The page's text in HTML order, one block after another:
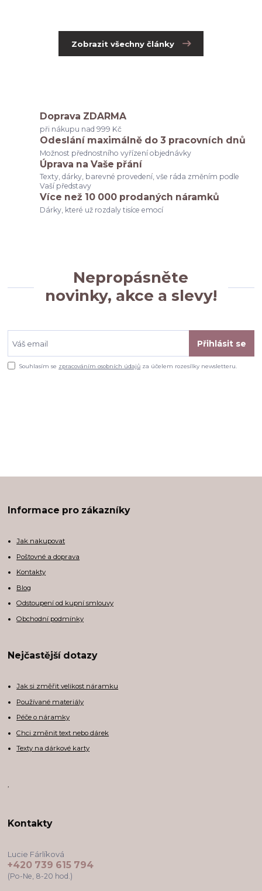
Zobrazit všechny články
Doprava ZDARMA
při nákupu nad 999 Kč
Odeslání maximálně do 3 pracovních dnů
Možnost přednostního vyřízení objednávky
Úprava na Vaše přání
Texty, dárky, barevné provedení, vše ráda změním podle
Vaší představy
Více než 10 000 prodaných náramků
Dárky, které už rozdaly tisíce emocí
Nepropásněte
novinky, akce a slevy!
Přihlásit se
Souhlasím se zpracováním osobních údajů za účelem rozesílky newsletteru.
Informace pro zákazníky
Jak nakupovat
Poštovné a doprava
Kontakty
Blog
Odstoupení od kupní smlouvy
Obchodní podmínky
Nejčastější dotazy
Jak si změřit velikost náramku
Používané materiály
Péče o náramky
Chci změnit text nebo dárek
Texty na dárkové karty
,
Kontakty
Lucie Fárlíková
+420 739 615 794
(Po-Ne, 8-20 hod.)